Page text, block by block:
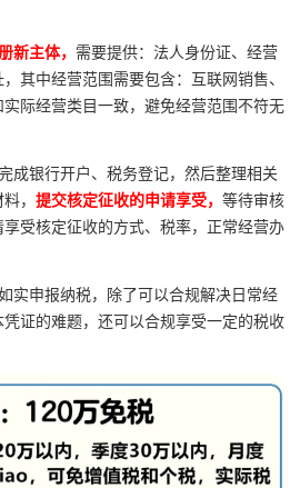
新主体， 需要提供：法人身份证、经营
其中经营范围需要包含：互联网销售、
际经营类目一致，避免经营范围不符无
成银行开户、税务登记，然后整理相关
， 提交核定征收的申请享受， 等待审核
受核定征收的方式、税率，正常经营办
实申报纳税，除了可以合规解决日常经
证的难题，还可以合规享受一定的税收